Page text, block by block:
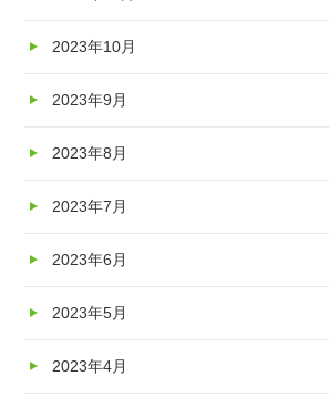
2023年10月
2023年9月
2023年8月
2023年7月
2023年6月
2023年5月
2023年4月